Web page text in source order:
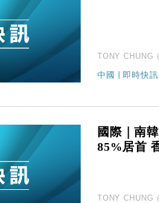
TONY CHUNG
中國 即時快訊
國際｜南
85%居首
TONY CHUNG